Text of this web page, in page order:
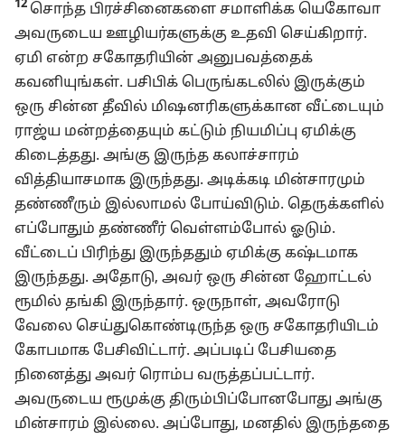
12 சொந்த பிரச்சினைகளை சமாளிக்க யெகோவா
அவருடைய ஊழியர்களுக்கு உதவி செய்கிறார்.
ஏமி என்ற சகோதரியின் அனுபவத்தைக்
கவனியுங்கள். பசிபிக் பெருங்கடலில் இருக்கும்
ஒரு சின்ன தீவில் மிஷனரிகளுக்கான வீட்டையும்
ராஜ்ய மன்றத்தையும் கட்டும் நியமிப்பு ஏமிக்கு
கிடைத்தது. அங்கு இருந்த கலாச்சாரம்
வித்தியாசமாக இருந்தது. அடிக்கடி மின்சாரமும்
தண்ணீரும் இல்லாமல் போய்விடும். தெருக்களில்
எப்போதும் தண்ணீர் வெள்ளம்போல் ஓடும்.
வீட்டைப் பிரிந்து இருந்ததும் ஏமிக்கு கஷ்டமாக
இருந்தது. அதோடு, அவர் ஒரு சின்ன ஹோட்டல்
ரூமில் தங்கி இருந்தார். ஒருநாள், அவரோடு
வேலை செய்துகொண்டிருந்த ஒரு சகோதரியிடம்
கோபமாக பேசிவிட்டார். அப்படிப் பேசியதை
நினைத்து அவர் ரொம்ப வருத்தப்பட்டார்.
அவருடைய ரூமுக்கு திரும்பிப்போனபோது அங்கு
மின்சாரம் இல்லை. அப்போது, மனதில் இருந்ததை